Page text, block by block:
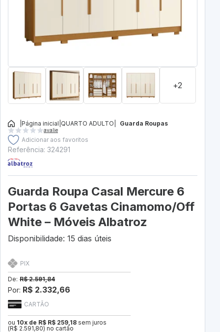
+2
Página inicial QUARTO ADULTO Guarda Roupas
avalie
Adicionar aos favoritos
Referência: 324291
Guarda Roupa Casal Mercure 6
Portas 6 Gavetas Cinamomo/Off
White – Móveis Albatroz
Disponibilidade: 15 dias úteis
CARTÃO
ou 10x de R$ R$ 259,18 sem juros
(R$ 2.591,80) no cartão
PIX
De: R$ 2.591,84
Por: R$ 2.332,66